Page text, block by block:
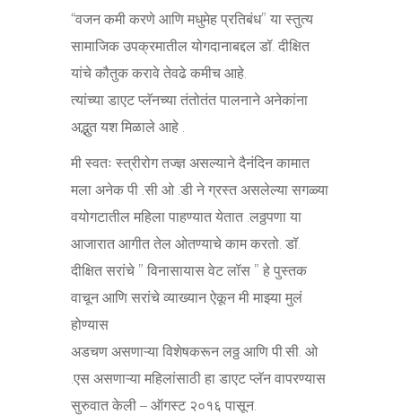
“वजन कमी करणे आणि मधुमेह प्रतिबंध” या स्तुत्य
सामाजिक उपक्रमातील योगदानाबद्दल डॉ. दीक्षित
यांचे कौतुक करावे तेवढे कमीच आहे.
त्यांच्या डाएट प्लॅनच्या तंतोतंत पालनाने अनेकांना
अद्भुत यश मिळाले आहे .
मी स्वतः स्त्रीरोग तज्ज्ञ असल्याने दैनंदिन कामात
मला अनेक पी .सी ओ .डी ने ग्रस्त असलेल्या सगळ्या
वयोगटातील महिला पाहण्यात येतात .लठ्ठपणा या
आजारात आगीत तेल ओतण्याचे काम करतो. डॉ.
दीक्षित सरांचे ” विनासायास वेट लॉस ” हे पुस्तक
वाचून आणि सरांचे व्याख्यान ऐकून मी माझ्या मुलं
होण्यास
अडचण असणाऱ्या विशेषकरून लठ्ठ आणि पी.सी. ओ
.एस असणाऱ्या महिलांसाठी हा डाएट प्लॅन वापरण्यास
सुरुवात केली – ऑगस्ट २०१६ पासून.